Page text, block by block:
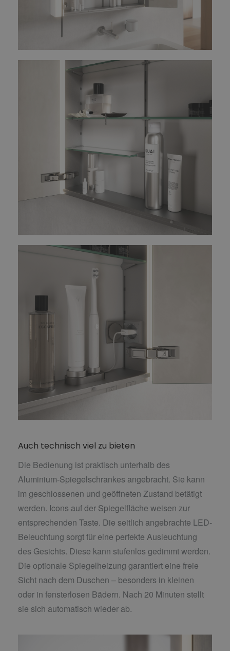
Auch technisch viel zu bieten
Die Bedienung ist praktisch unterhalb des
Aluminium-Spiegelschrankes angebracht. Sie kann
im geschlossenen und geöffneten Zustand betätigt
werden. Icons auf der Spiegelfläche weisen zur
entsprechenden Taste. Die seitlich angebrachte LED-
Beleuchtung sorgt für eine perfekte Ausleuchtung
des Gesichts. Diese kann stufenlos gedimmt werden.
Die optionale Spiegelheizung garantiert eine freie
Sicht nach dem Duschen – besonders in kleinen
oder in fensterlosen Bädern. Nach 20 Minuten stellt
sie sich automatisch wieder ab.